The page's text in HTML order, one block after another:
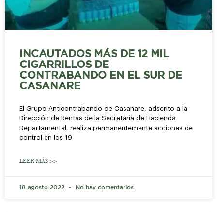
INCAUTADOS MÁS DE 12 MIL
CIGARRILLOS DE
CONTRABANDO EN EL SUR DE
CASANARE
El Grupo Anticontrabando de Casanare, adscrito a la
Dirección de Rentas de la Secretaría de Hacienda
Departamental, realiza permanentemente acciones de
control en los 19
LEER MÁS >>
18 agosto 2022 No hay comentarios